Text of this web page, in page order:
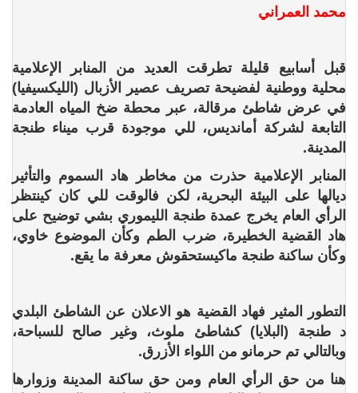
محمد العمراني
قبل أسابيع قليلة تطرقت العديد من المنابر الإعلامية
محلية ووطنية لفضيحة تصريف عصير الأزبال (الليكسيفيا)
في عرض شاطئ مرقالة، عبر محطة ضخ المياه العادمة
التابعة لشركة أمانديس، للي موجودة قرب ميناء طنجة
المدينة.
المنابر الإعلامية حذرت من مخاطر هاد السموم والتأثير
ديالها على البيئة البحرية، لكن فالوقت للي كان كينتظر
الرأي العام يخرج عمدة طنجة الليموري بشي توضيح على
هاد القضية الخطيرة، ضرب الطم وكأن الموضوع خاوي،
وكأن ساكنة طنجة ماكيستحقوش معرفة ما يقع.
التطور المثير فهاد القضية هو الاعلان عن الشاطئ البلدي
د طنجة (البلايا) كشاطئ ملوث، وغير صالح للسباحة،
وبالتالي تم حرمانو من اللواء الأزرق.
هنا من حق الرأي العام ومن حق ساكنة المدينة وزوارها